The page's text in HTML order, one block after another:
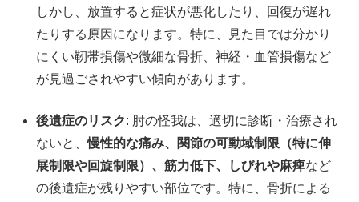
しかし、放置すると症状が悪化したり、回復が遅れ
たりする原因になります。特に、見た目では分かり
にくい靭帯損傷や微細な骨折、神経・血管損傷など
が見過ごされやすい傾向があります。
後遺症のリスク: 肘の怪我は、適切に診断・治療され
ないと、慢性的な痛み、関節の可動域制限（特に伸
展制限や回旋制限）、筋力低下、しびれや麻痺など
の後遺症が残りやすい部位です。特に、骨折による